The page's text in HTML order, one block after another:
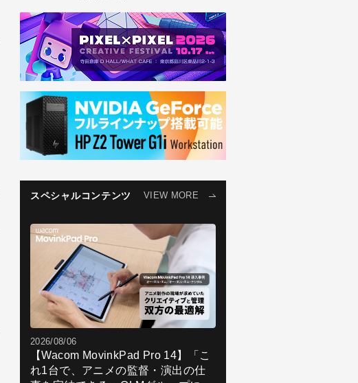
スペシャルコンテンツ VIEW MORE
2026/08/06
【Wacom MovinkPad Pro 14】「こ
れ1台で、アニメの監督・演出の仕